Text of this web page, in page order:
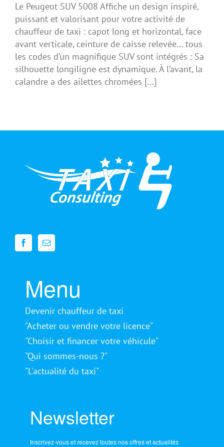
Le Peugeot SUV 5008 Affiche un design inspiré,
puissant et valorisant pour votre activité de
chauffeur de taxi : capot long et horizontal, face
avant verticale, ceinture de caisse relevée… tous
les codes d’un magnifique SUV sont intégrés : Sa
silhouette longiligne est dynamique. À l’avant, la
calandre a des ailettes chromées [...]
Menu
Devenir chauffeur de taxi
"Acheter ou vendre votre licence"
"Choisir et financer votre véhicule"
"Qui sommes-nous ?"
"L'actualité du taxi"
Newsletter
Inscrivez-vous et recevez toutes nos offres et actualités